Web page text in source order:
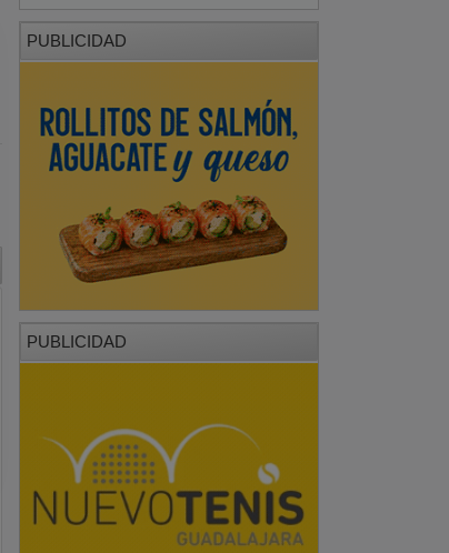
PUBLICIDAD
PUBLICIDAD